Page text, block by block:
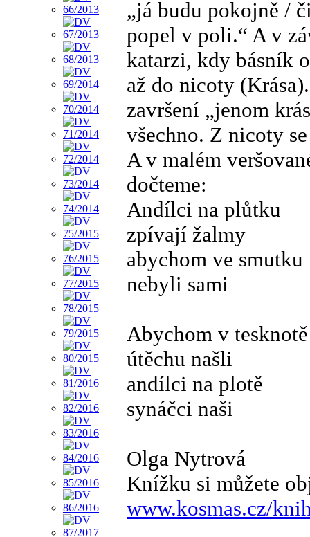
„já budu pokojně /
popel v poli.“ A v
katarzi, kdy básník
až do nicoty
završení „jenom
všechno. Z nicoty
A v malém
dočteme:
Andílci na plůtku
zpívají žalmy
abychom ve smutku
nebyli sami
Abychom v tesknotě
útěchu našli
andílci na plotě
synáčci naši
Olga Nytrová
Knížku si můžete
www.kosmas.cz/